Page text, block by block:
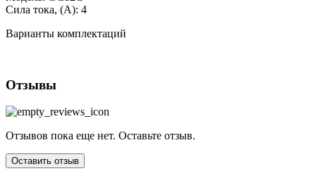
Сила тока, (А): 4
Варианты комплектаций
Отзывы
Отзывов пока еще нет. Оставьте отзыв.
Оставить отзыв